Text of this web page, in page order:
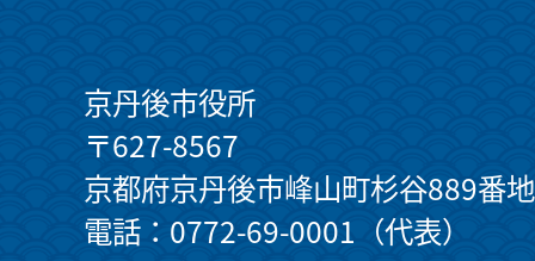
京丹後市役所
〒627-8567
京都府京丹後市峰山町杉谷889番地
電話：0772-69-0001（代表）